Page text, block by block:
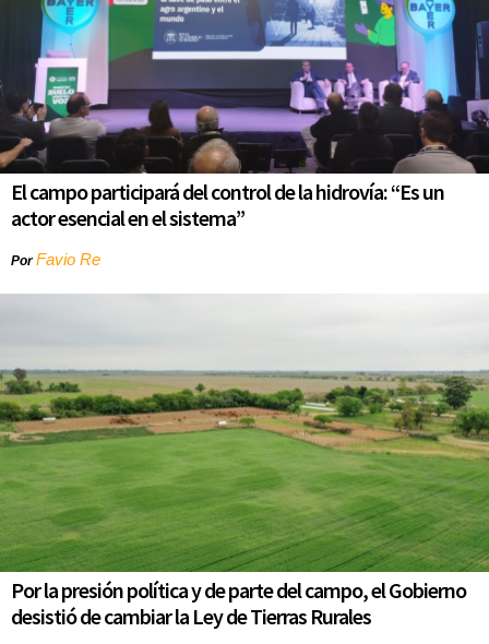
El campo participará del control de la hidrovía: “Es un
actor esencial en el sistema”
PorFavio Re
Por la presión política y de parte del campo, el Gobierno
desistió de cambiar la Ley de Tierras Rurales